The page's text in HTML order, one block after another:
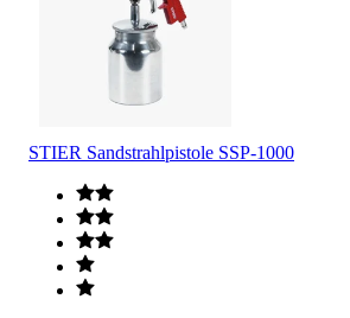
STIER Sandstrahlpistole SSP-1000